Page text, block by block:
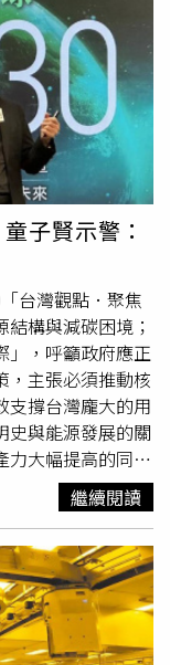
站、暖江橋與碇
索，並持續追查
調查該事件除影響
區約10.5萬戶，新
活；台水已於11
案，期盼司法單
害者，自事件發
合環保及司法單位
，以保障公共水
依「水污染防治
厲之法律處分，
之以法，以維護
子賢示警：
台灣觀點．聚焦
構與減碳困境；
」，呼籲政府應正
，主張必須推動核
支撐台灣龐大的用
史與能源發展的關
力大幅提高的同
用科學數據與歷史
以及全球科學家對
類工業活動密切相
防線已面臨失
峻挑戰，目前人均
，反映了國內高
源中，用電占一半
繼續閱讀